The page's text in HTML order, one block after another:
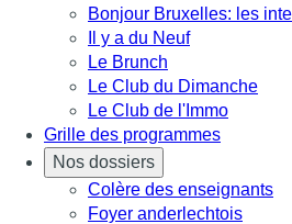
Bonjour Bruxelles: les
Il y a du Neuf
Le Brunch
Le Club du Dimanche
Le Club de l'Immo
Grille des programmes
Nos dossiers
Colère des enseignants
Foyer anderlechtois